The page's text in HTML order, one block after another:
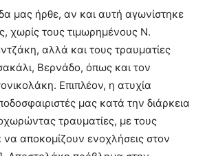
μας ήρθε, αν και αυτή αγωνίστηκε
χωρίς τους τιμωρημένους Ν.
αλλά και τους τραυματίες
Βερνάδο, όπως και τον
Επιπλέον, η ατυχία
μας κατά την διάρκεια
τραυματίες, με τους
αποκομίζουν ενοχλήσεις στον